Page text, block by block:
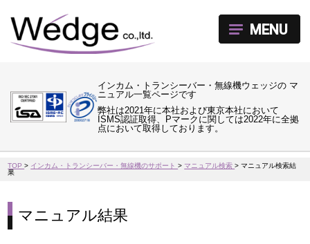
インカム・トランシーバー・無線機ウェッジの マ
ニュアル一覧ページです
弊社は2021年に本社および東京本社において
ISMS認証取得、Pマークに関しては2022年に全拠
点において取得しております。
MENU
TOP> インカム・トランシーバー・無線機のサポート>マニュアル検索>マニュアル検索結
果
マニュアル結果